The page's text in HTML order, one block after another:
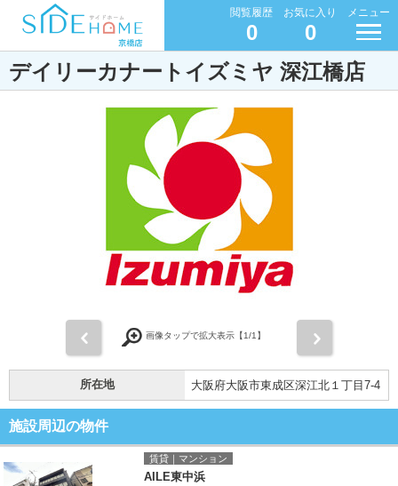
閲覧履歴
0
お気に入り
0
メニュー
デイリーカナートイズミヤ 深江橋店
画像タップで拡大表示【1/1】
所在地 大阪府大阪市東成区深江北１丁目7-4
施設周辺の物件
賃貸｜マンション
AILE東中浜